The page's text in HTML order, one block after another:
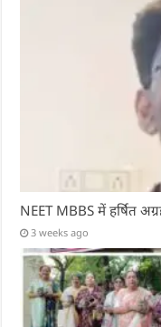
NEET MBBS में हर्षित
3 weeks ago